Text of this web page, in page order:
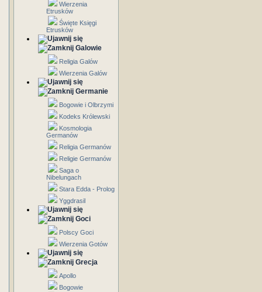
Wierzenia
Etrusków
Święte Księgi
Etrusków
Galowie
Religia Galów
Wierzenia Galów
Germanie
Bogowie i Olbrzymi
Kodeks Królewski
Kosmologia
Germanów
Religia Germanów
Religie Germanów
Saga o
Nibelungach
Stara Edda - Prolog
Yggdrasil
Goci
Polscy Goci
Wierzenia Gotów
Grecja
Apollo
Bogowie